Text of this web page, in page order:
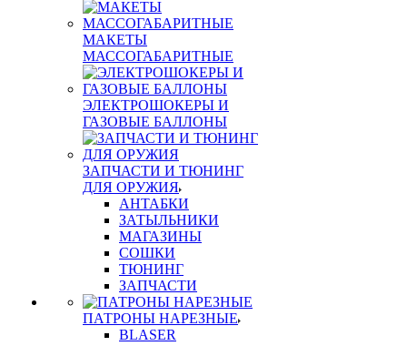
МАКЕТЫ
МАССОГАБАРИТНЫЕ
ЭЛЕКТРОШОКЕРЫ И
ГАЗОВЫЕ БАЛЛОНЫ
ЗАПЧАСТИ И ТЮНИНГ
ДЛЯ ОРУЖИЯ
АНТАБКИ
ЗАТЫЛЬНИКИ
МАГАЗИНЫ
СОШКИ
ТЮНИНГ
ЗАПЧАСТИ
ПАТРОНЫ НАРЕЗНЫЕ
BLASER